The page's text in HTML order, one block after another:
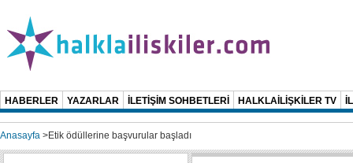
HABERLER YAZARLAR İLETİŞİM SOHBETLERİ HALKLAİLİŞKİLER TV
Anasayfa >Etik ödüllerine başvurular başladı